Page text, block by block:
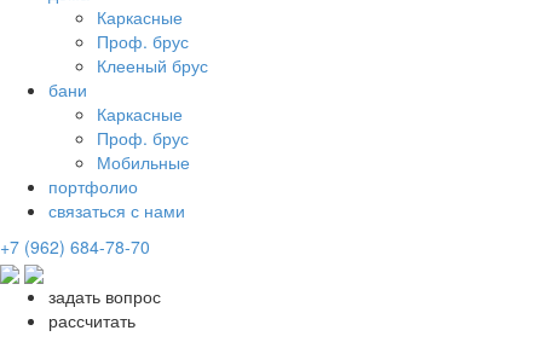
Каркасные
Проф. брус
Клееный брус
бани
Каркасные
Проф. брус
Мобильные
портфолио
связаться с нами
+7 (962) 684-78-70
задать вопрос
рассчитать